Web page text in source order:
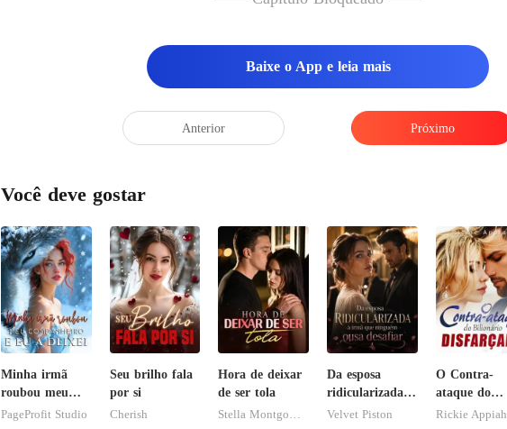
Baixe o App e leia mais
Anterior Próximo
Você deve gostar
Minha irmã
roubou meu
companheiro e
PageProfit Studio
Seu brilho fala
por si
Cherish
Hora de deixar
de ser tola
Da esposa
ridicularizada à
irmã que
Velvet Piston
O Contra-
ataque do
Bilionário
Rickie Appiah